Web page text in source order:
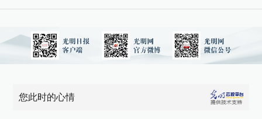
您此时的心情